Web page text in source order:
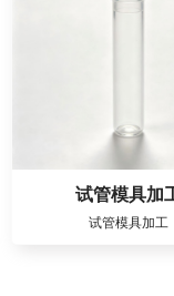
试管模具加
试管模具加工